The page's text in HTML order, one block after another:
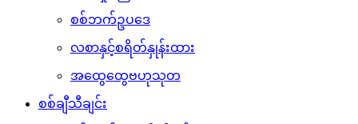
စစ်ဘက်ဥပဒေ
လစာနှင့်စရိတ်နှုန်းထား
အထွေထွေဗဟုသုတ
စစ်ချီသီချင်း